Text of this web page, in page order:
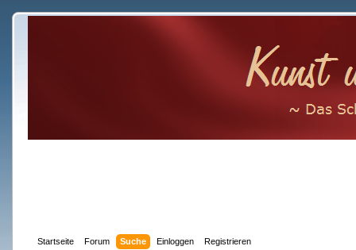
Startseite Forum Suche Einloggen Registrieren